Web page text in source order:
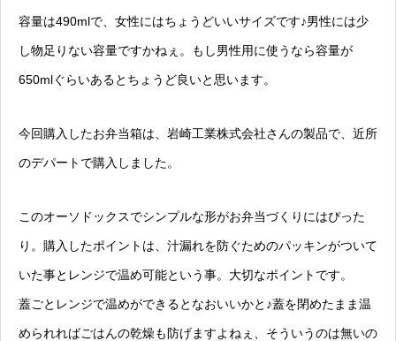
容量は490mlで、女性にはちょうどいいサイズです♪男性には少
し物足りない容量ですかねぇ。もし男性用に使うなら容量が
650mlぐらいあるとちょうど良いと思います。
今回購入したお弁当箱は、岩崎工業株式会社さんの製品で、近所
のデパートで購入しました。
このオーソドックスでシンプルな形がお弁当づくりにはぴった
り。購入したポイントは、汁漏れを防ぐためのパッキンがついて
いた事とレンジで温め可能という事。大切なポイントです。
蓋ごとレンジで温めができるとなおいいかと♪蓋を閉めたまま温
められればごはんの乾燥も防げますよねぇ、そういうのは無いの